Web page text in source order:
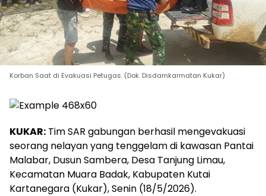
Korban Saat di Evakuasi Petugas. (Dok. Disdamkarmatan Kukar)
KUKAR: Tim SAR gabungan berhasil mengevakuasi
seorang nelayan yang tenggelam di kawasan Pantai
Malabar, Dusun Sambera, Desa Tanjung Limau,
Kecamatan Muara Badak, Kabupaten Kutai
Kartanegara (Kukar), Senin (18/5/2026).